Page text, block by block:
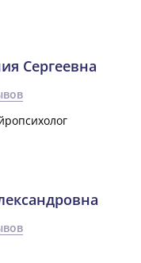
Сергеевна